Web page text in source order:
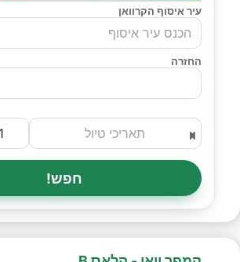
עיר איסוף הקרוואן
החזרה
חפש!